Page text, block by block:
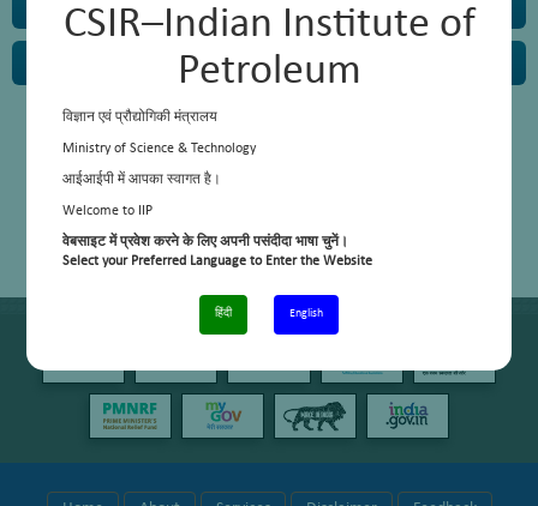
CSIR–Indian Institute of
Petroleum
विज्ञान एवं प्रौद्योगिकी मंत्रालय
Ministry of Science & Technology
आईआईपी में आपका स्वागत है।
Welcome to IIP
वेबसाइट में प्रवेश करने के लिए अपनी पसंदीदा भाषा चुनें।
Select your Preferred Language to Enter the Website
हिंदी English
Mechanical Section